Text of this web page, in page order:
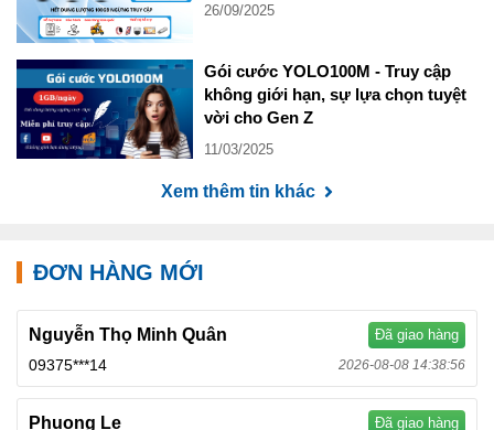
26/09/2025
Gói cước YOLO100M - Truy cập
không giới hạn, sự lựa chọn tuyệt
vời cho Gen Z
11/03/2025
Xem thêm tin khác
ĐƠN HÀNG MỚI
Nguyễn Thọ Minh Quân Đã giao hàng
09375***14 2026-08-08 14:38:56
Phuong Le Đã giao hàng